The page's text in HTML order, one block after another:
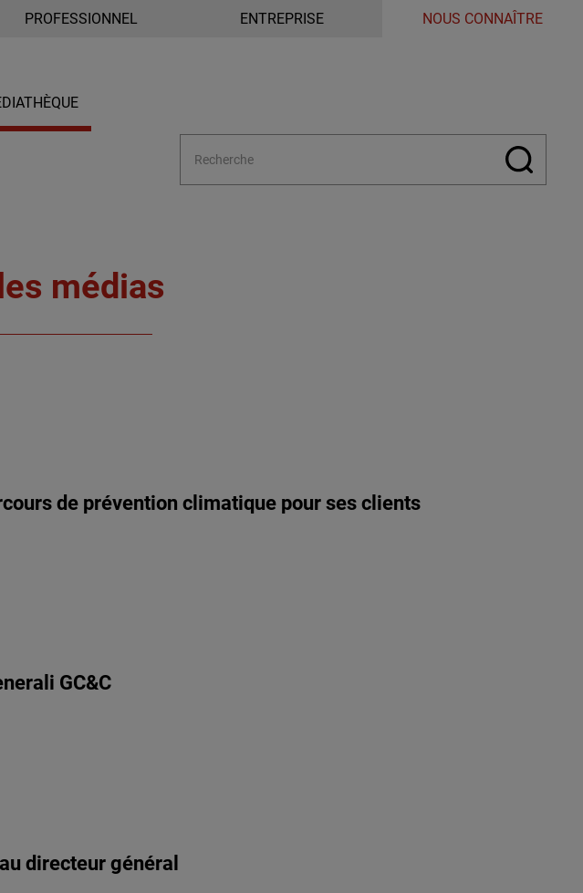
PROFESSIONNEL ENTREPRISE NOUS CONNAÎTRE
médias
de prévention climatique pour ses clients
GC&C
directeur général